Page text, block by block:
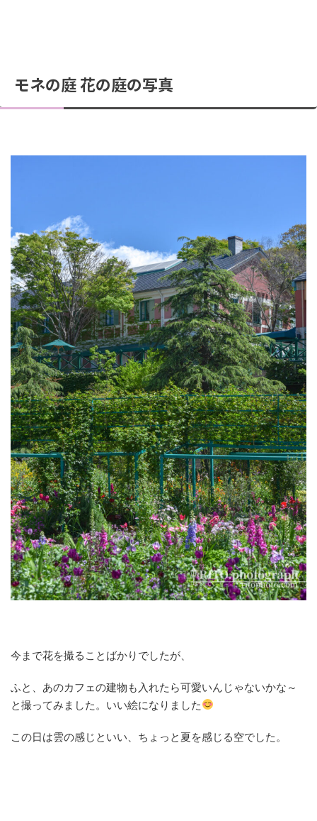
モネの庭 花の庭の写真
今まで花を撮ることばかりでしたが、
ふと、あのカフェの建物も入れたら可愛いんじゃないかな～
と撮ってみました。いい絵になりました
この日は雲の感じといい、ちょっと夏を感じる空でした。